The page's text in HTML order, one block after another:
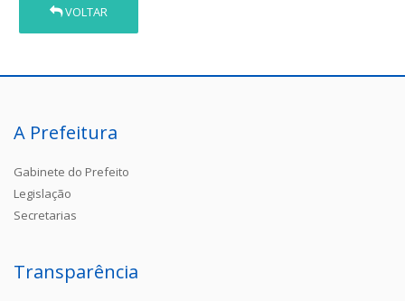
VOLTAR
A Prefeitura
Gabinete do Prefeito
Legislação
Secretarias
Transparência